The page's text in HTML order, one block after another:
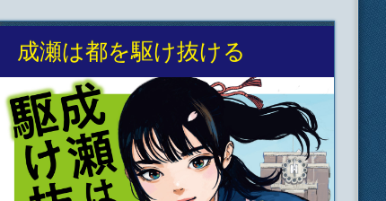
成瀬は都を駆け抜ける